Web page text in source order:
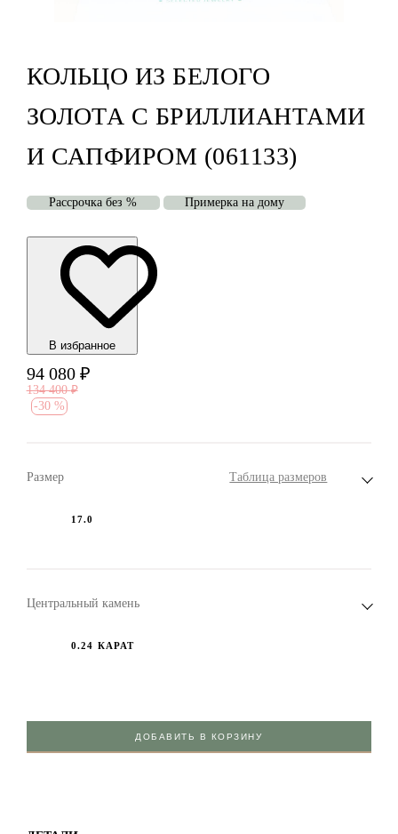
КОЛЬЦО ИЗ БЕЛОГО
ЗОЛОТА С БРИЛЛИАНТАМИ
И САПФИРОМ (061133)
Рассрочка без % Примерка на дому
В избранноe
94 080 ₽
134 400 ₽
-30 %
Размер Таблица размеров
17.0
Центральный камень
0.24 КАРАТ
ДОБАВИТЬ В КОРЗИНУ